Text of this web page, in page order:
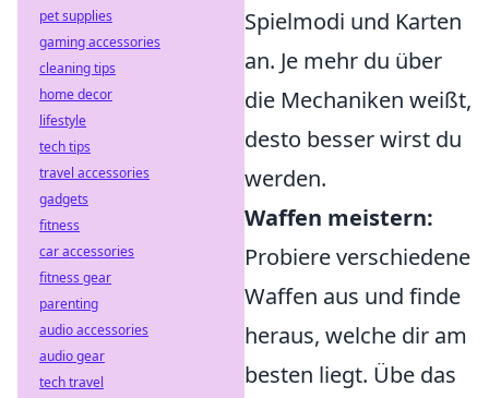
Spielmodi und Karten
an. Je mehr du über
die Mechaniken weißt,
desto besser wirst du
werden.
Waffen meistern:
Probiere verschiedene
Waffen aus und finde
heraus, welche dir am
besten liegt. Übe das
pet supplies
gaming accessories
cleaning tips
home decor
lifestyle
tech tips
travel accessories
gadgets
fitness
car accessories
fitness gear
parenting
audio accessories
audio gear
tech travel